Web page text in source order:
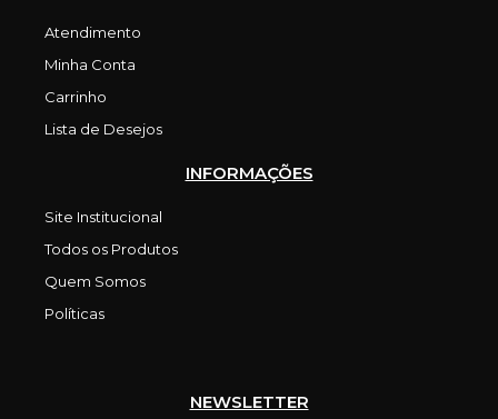
Atendimento
Minha Conta
Carrinho
Lista de Desejos
INFORMAÇÕES
Site Institucional
Todos os Produtos
Quem Somos
Políticas
NEWSLETTER